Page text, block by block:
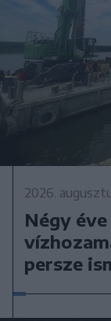
2026.
Négy
persze